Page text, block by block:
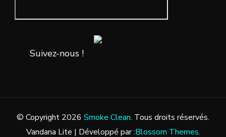
Suivez-nous !
© Copyright 2026 Smoke Clean. Tous droits réservés.
Vandana Lite | Développé par :Blossom Themes.